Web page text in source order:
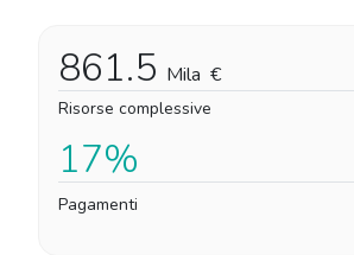
861.5 Mila €
Risorse complessive
17%
Pagamenti